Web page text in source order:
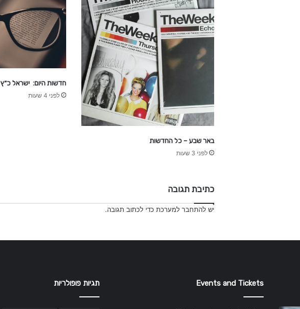
באר שבע – כל החדשות
לפני 3 שעות
חדשות היום: ישראל כ״ץ
לפני 4 שעות
כתיבת תגובה
ישלהתחבר למערכת כדי לכתוב תגובה.
Events and Tickets תגיות פופולריות